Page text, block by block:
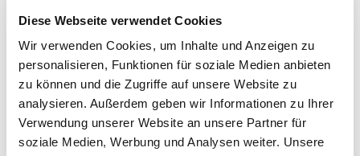
Diese Webseite verwendet Cookies
Wir verwenden Cookies, um Inhalte und Anzeigen zu
personalisieren, Funktionen für soziale Medien anbieten
zu können und die Zugriffe auf unsere Website zu
analysieren. Außerdem geben wir Informationen zu Ihrer
Verwendung unserer Website an unsere Partner für
soziale Medien, Werbung und Analysen weiter. Unsere
–77% im Vergleich zur UVP 130,86 €
29,81€
inkl. 19 % MwSt., zzgl. Versandkosten
Zustellung bis Mo., 10. Aug.